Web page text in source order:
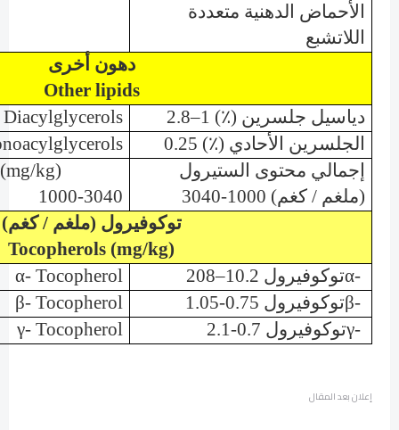
الأحماض الدهنية متعددة
اللاتشبع
دهون أخرى
Other lipids
دياسيل جلسرين (٪) 1–2.8
Diacylglycerols (%)
الجلسرين الأحادي (٪) 0.25
(%)
إجمالي محتوى الستيرول
(ملغم / كغم) 1000-3040
kg)
1000-3040
توكوفيرول (ملغم / كغم)
Tocopherols (mg/kg)
α-توكوفيرول 10.2–208
α- Tocopherol
β-توكوفيرول 0.75-1.05
β- Tocopherol
γ-توكوفيرول 0.7-2.1 γ- Tocopherol
إعلان بعد المقال